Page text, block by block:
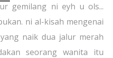
gemilang ni eyh u ols...
ni al-kisah mengenai
naik dua jalur merah
seorang wanita itu